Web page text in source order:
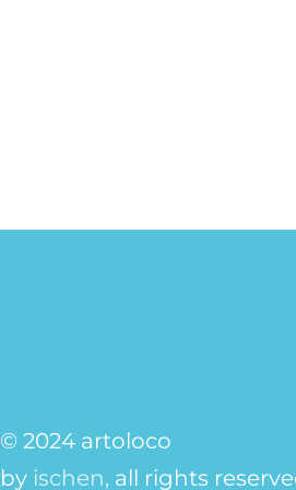
© 2024 artoloco
by ischen, all rights